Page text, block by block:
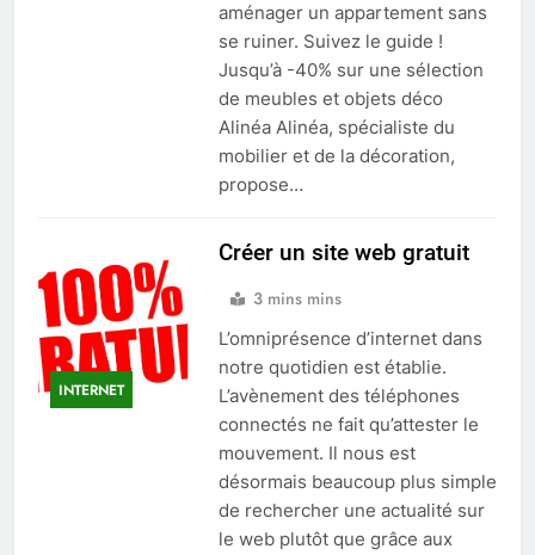
aménager un appartement sans
se ruiner. Suivez le guide !
Jusqu’à -40% sur une sélection
de meubles et objets déco
Alinéa Alinéa, spécialiste du
mobilier et de la décoration,
propose…
INTERNET
Créer un site web gratuit
3 mins mins
L’omniprésence d’internet dans
notre quotidien est établie.
L’avènement des téléphones
connectés ne fait qu’attester le
mouvement. Il nous est
désormais beaucoup plus simple
de rechercher une actualité sur
le web plutôt que grâce aux